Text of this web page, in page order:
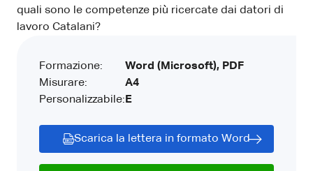
quali sono le competenze più ricercate dai datori di
lavoro Catalani?
Formazione:
Misurare:
Personalizzabile:
Word (Microsoft), PDF
A4
E
Scarica la lettera in formato Word